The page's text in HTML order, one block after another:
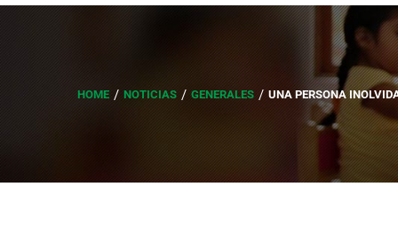
HOME NOTICIAS GENERALES UNA PERSONA